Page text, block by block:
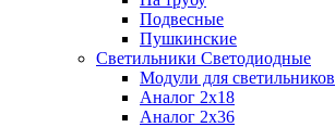
Подвесные
Пушкинские
Светильники Светодиодные
Модули для светильников
Аналог 2х18
Аналог 2х36